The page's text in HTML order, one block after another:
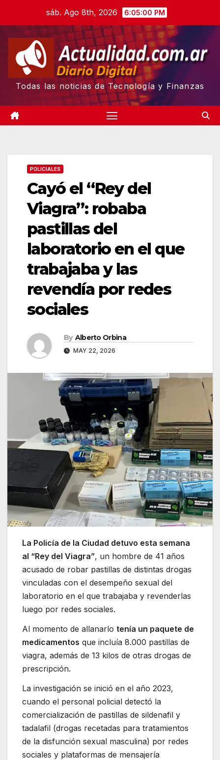
content
sáb. Ago 8th, 2026 6:05:01 PM
Todas las noticias de Tecnología y Finanzas
POLICIALES
Cayó el “Rey del
Viagra”: robaba
pastillas del
laboratorio en el que
trabajaba y las
revendía por redes
sociales
By Alberto Orbina
MAY 22, 2026
La Policía de la Ciudad detuvo esta semana
al “Rey del Viagra”, un hombre de 41 años
acusado de robar pastillas de distintas drogas
vinculadas con el desempeño sexual del
laboratorio en el que trabajaba y revenderlas
luego por redes sociales.
Al momento de allanarlo tenía un paquete de
medicamentos que incluía 8.000 pastillas de
viagra, además de 13 kilos de otras drogas de
prescripción.
La investigación se inició en el año 2023,
cuando el personal policial detectó la
comercialización de pastillas de sildenafil y
tadalafil (drogas recetadas para tratamientos
de la disfunción sexual masculina) por redes
sociales y plataformas de mensajería